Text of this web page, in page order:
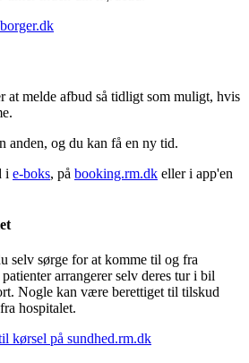
at melde afbud så tidligt som muligt, hvis
anden, og du kan få en ny tid.
i e-boks, på booking.rm.dk eller i app'en
selv sørge for at komme til og fra
arrangerer selv deres tur i bil
Nogle kan være berettiget til tilskud
hospitalet.
kørsel på sundhed.rm.dk